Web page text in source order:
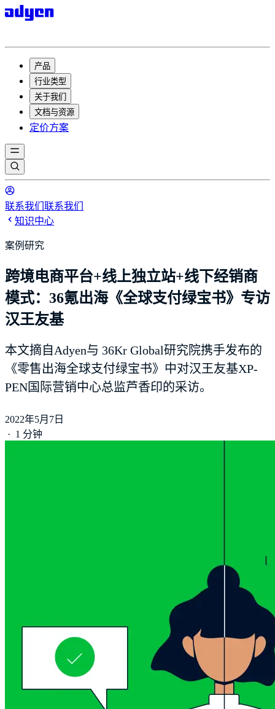
产品
行业类型
关于我们
文档与资源
定价方案
联系我们 联系我们
知识中心
案例研究
跨境电商平台+线上独立站+线下经销商
模式：36氪出海《全球支付绿宝书》专访
汉王友基
本文摘自Adyen与 36Kr Global研究院携手发布的
《零售出海全球支付绿宝书》中对汉王友基XP-
PEN国际营销中心总监芦香印的采访。
2022年5月7日
· 1 分钟